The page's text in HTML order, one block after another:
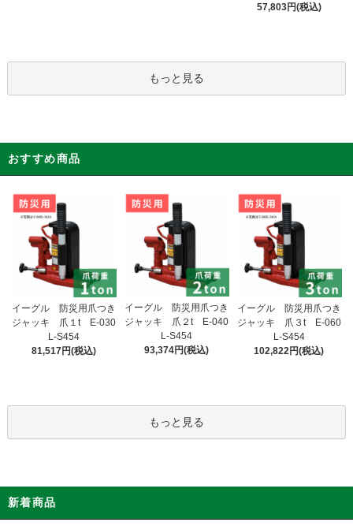
57,803円(税込)
もっと見る
おすすめ商品
イーグル 防災用爪つき
ジャッキ 爪１t E-030
L-S454
81,517円(税込)
イーグル 防災用爪つき
ジャッキ 爪２t E-040
L-S454
93,374円(税込)
イーグル 防災用爪つき
ジャッキ 爪３t E-060
L-S454
102,822円(税込)
もっと見る
新着商品